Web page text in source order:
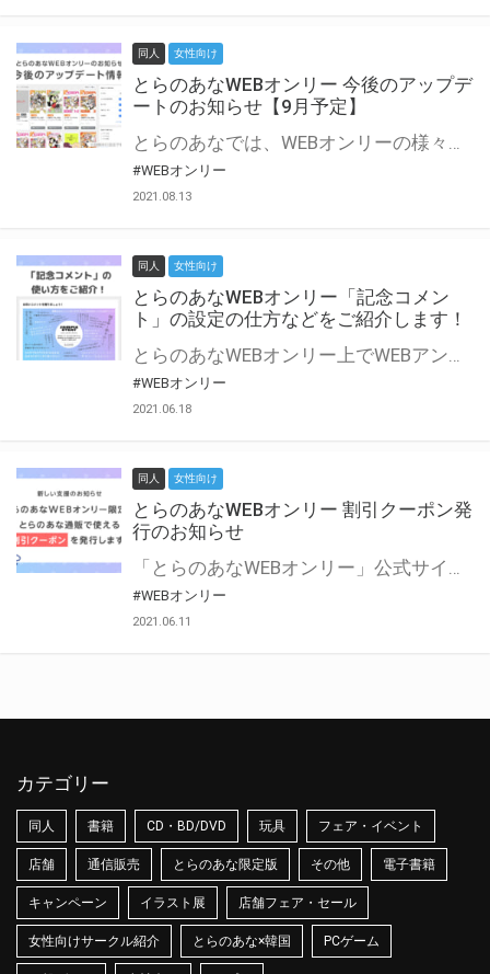
同人 女性向け
とらのあなWEBオンリー 今後のアップデ
ートのお知らせ【9月予定】
とらのあなでは、WEBオンリーの様々な支援を実施しています。 今回は2021年9月に実装を予定しているアップデート情報についてご紹介いたします。 とらのあなWEBオンリーサイトはこちら
#WEBオンリー
2021.08.13
同人 女性向け
とらのあなWEBオンリー「記念コメン
ト」の設定の仕方などをご紹介します！
とらのあなWEBオンリー上でWEBアンソロジーが作成できる「記念コメント」について、その使い方や作成手順を解説します！ 支援タイプを「サークル参加型」「サークル参加型・マルシェ(イベント会場)機能付き」でお申し込みいただいている主催者様はぜひご活用ください♪ とらのあなWEBオンリーサイトはこちら
#WEBオンリー
2021.06.18
同人 女性向け
とらのあなWEBオンリー 割引クーポン発
行のお知らせ
「とらのあなWEBオンリー」公式サイトでとらのあな通販の「割引クーポン」を配布中！ イベントごとに開催当日限定で使える割引クーポンのシリアルコードを発行します。 とらのあなWEBオンリーのページをチェックして、イベント当日にお得にお買い物を楽しみましょう♪ ※本キャンペーンは予告なく終了する場合がございます。 とらのあなWEBオンリーサイトはこちら
#WEBオンリー
2021.06.11
カテゴリー
同人 書籍 CD・BD/DVD 玩具 フェア・イベント
店舗 通信販売 とらのあな限定版 その他 電子書籍
キャンペーン イラスト展 店舗フェア・セール
女性向けサークル紹介 とらのあな×韓国 PCゲーム